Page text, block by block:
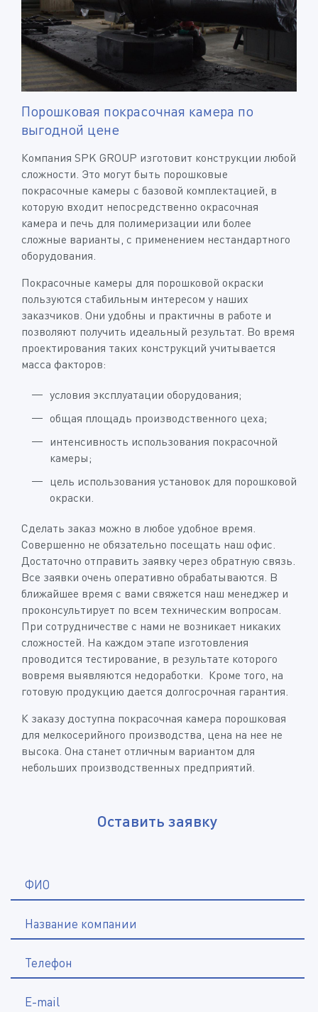
Порошковая покрасочная камера по
выгодной цене
Компания SPK GROUP изготовит конструкции любой
сложности. Это могут быть порошковые
покрасочные камеры с базовой комплектацией, в
которую входит непосредственно окрасочная
камера и печь для полимеризации или более
сложные варианты, с применением нестандартного
оборудования.
Покрасочные камеры для порошковой окраски
пользуются стабильным интересом у наших
заказчиков. Они удобны и практичны в работе и
позволяют получить идеальный результат. Во время
проектирования таких конструкций учитывается
масса факторов:
условия эксплуатации оборудования;
общая площадь производственного цеха;
интенсивность использования покрасочной
камеры;
цель использования установок для порошковой
окраски.
Сделать заказ можно в любое удобное время.
Совершенно не обязательно посещать наш офис.
Достаточно отправить заявку через обратную связь.
Все заявки очень оперативно обрабатываются. В
ближайшее время с вами свяжется наш менеджер и
проконсультирует по всем техническим вопросам.
При сотрудничестве с нами не возникает никаких
сложностей. На каждом этапе изготовления
проводится тестирование, в результате которого
вовремя выявляются недоработки. Кроме того, на
готовую продукцию дается долгосрочная гарантия.
К заказу доступна покрасочная камера порошковая
для мелкосерийного производства, цена на нее не
высока. Она станет отличным вариантом для
небольших производственных предприятий.
Оставить заявку
ФИО
Название компании
Телефон
E-mail